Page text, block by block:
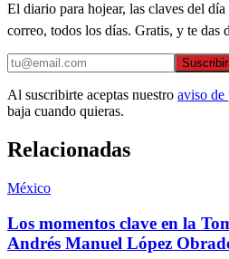
El diario para hojear, las claves del
correo, todos los días. Gratis, y te das
Al suscribirte aceptas nuestro aviso de
baja cuando quieras.
Relacionadas
México
Los momentos clave en la
Andrés Manuel López